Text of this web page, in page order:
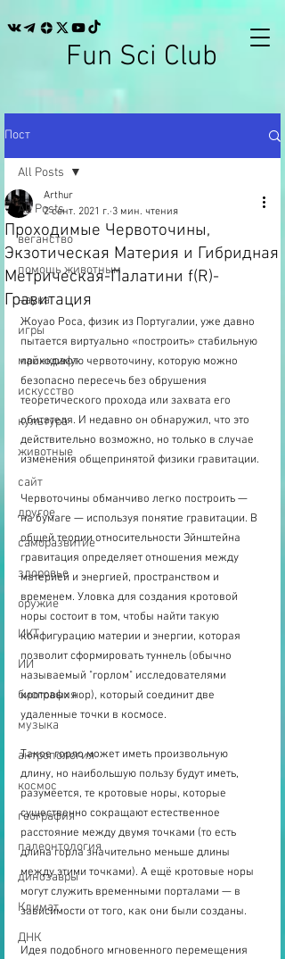
Fun Sci Club
Пост
All Posts
веганство
помощь животным
наука
игры
майнкрафт
искусство
культура
животные
сайт
другое
саморазвитие
здоровье
оружие
ИКТ
ИИ
биография
музыка
антропология
космос
география
палеонтология
динозавры
Климат
ДНК
All Posts
Проходимые Червоточины,
Экзотическая Материя и Гибридная
Метрическая-Палатини f(R)-
Гравитация
Arthur
2 сент. 2021 г. 3 мин. чтения
Жоуао Роса, физик из Португалии, уже давно
пытается виртуально «построить» стабильную
проходимую червоточину, которую можно
безопасно пересечь без обрушения
теоретического прохода или захвата его
обитателя. И недавно он обнаружил, что это
действительно возможно, но только в случае
изменения общепринятой физики гравитации.
Червоточины обманчиво легко построить —
на бумаге — используя понятие гравитации. В
общей теории относительности Эйнштейна
гравитация определяет отношения между
материей и энергией, пространством и
временем. Уловка для создания кротовой
норы состоит в том, чтобы найти такую
конфигурацию материи и энергии, которая
позволит сформировать туннель (обычно
называемый "горлом" исследователями
кротовых нор), который соединит две
удаленные точки в космосе.
Такое горло может иметь произвольную
длину, но наибольшую пользу будут иметь,
разумеется, те кротовые норы, которые
существенно сокращают естественное
расстояние между двумя точками (то есть
длина горла значительно меньше длины
между этими точками). А ещё кротовые норы
могут служить временными порталами — в
зависимости от того, как они были созданы.
Идея подобного мгновенного перемещения